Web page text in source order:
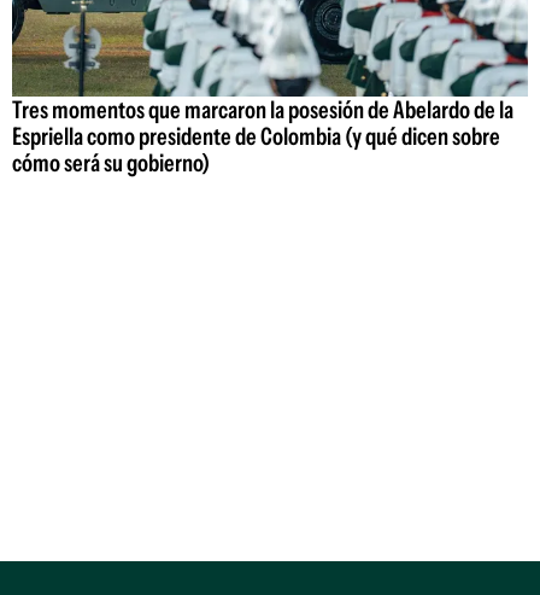
Tres momentos que marcaron la posesión de Abelardo de la
Espriella como presidente de Colombia (y qué dicen sobre
cómo será su gobierno)